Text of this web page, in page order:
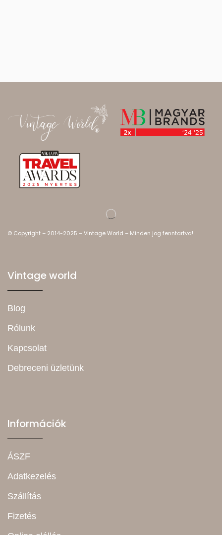
© Copyright – 2014-2025 – Vintage World – Minden jog fenntartva!
Vintage world
Blog
Rólunk
Kapcsolat
Debreceni üzletünk
Információk
ÁSZF
Adatkezelés
Szállítás
Fizetés